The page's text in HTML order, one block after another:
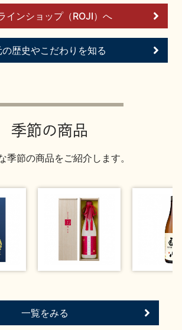
会 地酒蔵元会利酒会
方
インショップ（ROJI）へ
歴史やこだわりを知る
季節の商品
季節の商品をご紹介します。
一覧をみる